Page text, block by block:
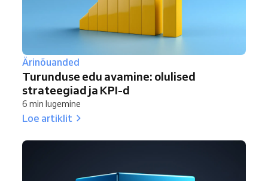
Ärinõuanded
Turunduse edu avamine: olulised
strateegiad ja KPI-d
6 min lugemine
Loe artiklit